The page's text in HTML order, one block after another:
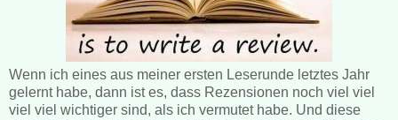
Wenn ich eines aus meiner ersten Leserunde letztes Jahr
gelernt habe, dann ist es, dass Rezensionen noch viel viel
viel viel wichtiger sind, als ich vermutet habe. Und diese